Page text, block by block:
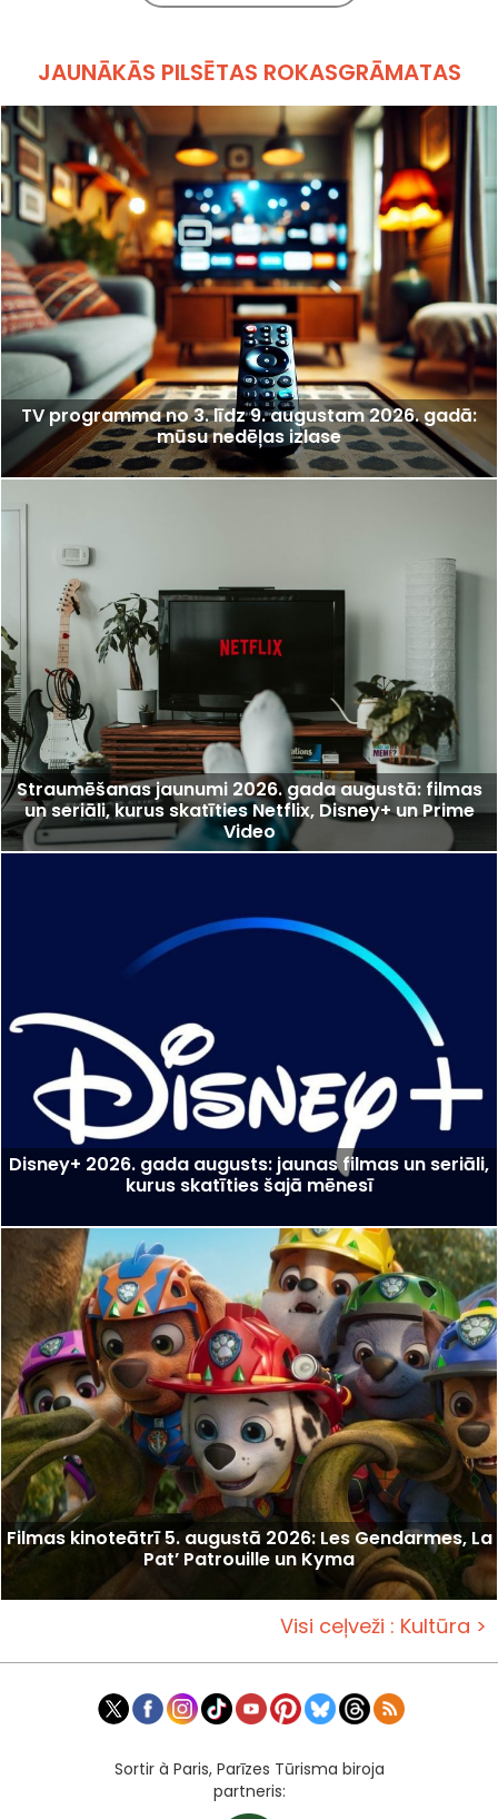
JAUNĀKĀS PILSĒTAS ROKASGRĀMATAS
TV programma no 3. līdz 9. augustam 2026. gadā:
mūsu nedēļas izlase
Straumēšanas jaunumi 2026. gada augustā: filmas
un seriāli, kurus skatīties Netflix, Disney+ un Prime
Video
Disney+ 2026. gada augusts: jaunas filmas un seriāli,
kurus skatīties šajā mēnesī
Filmas kinoteātrī 5. augustā 2026: Les Gendarmes, La
Pat’ Patrouille un Kyma
Visi ceļveži : Kultūra >
Sortir à Paris, Parīzes Tūrisma biroja
partneris: